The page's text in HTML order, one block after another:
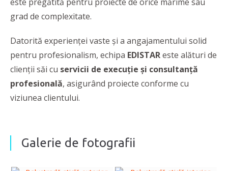
grad de complexitate.
Datorită experienţei vaste şi a angajamentului solid
pentru profesionalism, echipa EDISTAReste alături de
clienţii săi cu servicii de execuţie şi consultanţă
profesională, asigurând proiecte conforme cu
viziunea clientului.
Galerie de fotografii